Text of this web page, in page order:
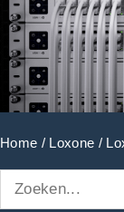
Home / Loxone /